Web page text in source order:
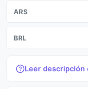
ARS
BRL
Leer descripción